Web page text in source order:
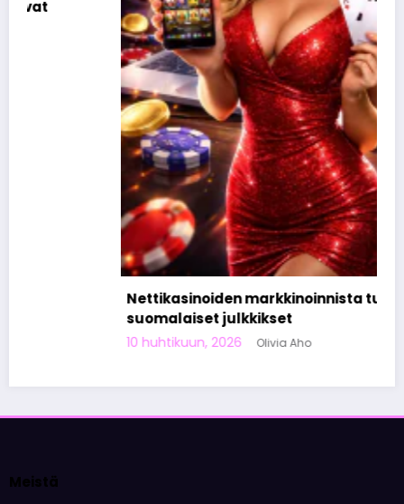
Nettikasinoiden markkinoinnista tunnetut
suomalaiset julkkikset
10 huhtikuun, 2026 Olivia Aho
Meistä